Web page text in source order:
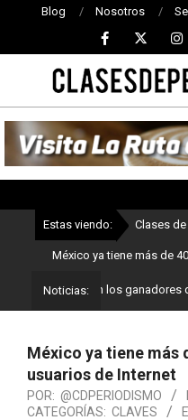
Blog Nosotros
CLASES
DE
Estas viendo: Clases
México ya tiene más de
Noticias:
Estos son los ganadores del
México ya tiene más
usuarios de Internet
POR: @CDPERIODISMO
CATEGORÍAS: CLAVES